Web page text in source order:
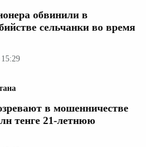
обвинили в
сельчанки во время
в мошенничестве
тенге 21-летнюю